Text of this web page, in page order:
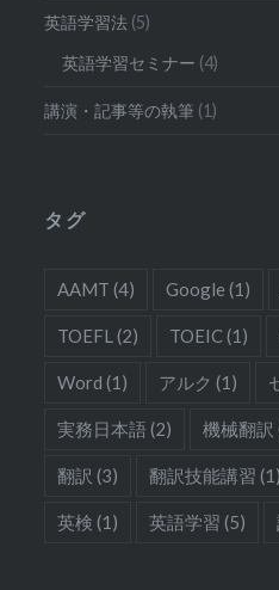
英語学習法 (5)
英語学習セミナー (4)
講演・記事等の執筆 (1)
タグ
AAMT (4) Google (1)
TOEFL (2) TOEIC(1)
Word (1) アルク (1)
実務日本語 (2) 機械翻訳
翻訳 (3) 翻訳技能講習 (1)
英検 (1) 英語学習 (5)